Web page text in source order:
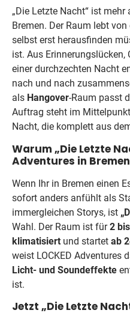
„Die Letzte Nacht“ ist
Bremen. Der Raum lebt
selbst erst herausfinden
ist. Aus Erinnerungslücken,
einer durchzechten Nacht
nach und nach
als Hangover-Raum passt
Auftrag steht im
Nacht, die komplett aus
Warum „Die Letzte
Adventures in
Wenn Ihr in Bremen einen
sofort anders anfühlt als
immergleichen Storys, ist
Wahl. Der Raum ist für2
klimatisiert und startet ab
weist LOCKED Adventures
Licht- und Soundeffekte
ist.
Jetzt „Die Letzte